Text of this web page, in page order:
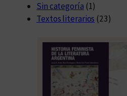
Sin categoría (1)
Textos literarios (23)